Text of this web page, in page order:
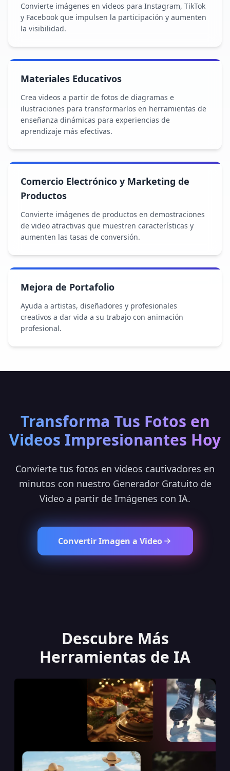
Convierte imágenes en videos para Instagram, TikTok
y Facebook que impulsen la participación y aumenten
la visibilidad.
Materiales Educativos
Crea videos a partir de fotos de diagramas e
ilustraciones para transformarlos en herramientas de
enseñanza dinámicas para experiencias de
aprendizaje más efectivas.
Comercio Electrónico y Marketing de
Productos
Convierte imágenes de productos en demostraciones
de video atractivas que muestren características y
aumenten las tasas de conversión.
Mejora de Portafolio
Ayuda a artistas, diseñadores y profesionales
creativos a dar vida a su trabajo con animación
profesional.
Transforma Tus Fotos en
Videos Impresionantes Hoy
Convierte tus fotos en videos cautivadores en
minutos con nuestro Generador Gratuito de
Video a partir de Imágenes con IA.
Convertir Imagen a Video
Descubre Más
Herramientas de IA